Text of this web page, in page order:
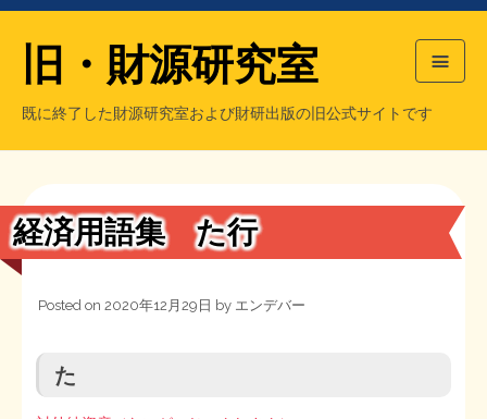
【国の、本当の】財源チラシ／旧・財源研究室
もっと知りたい方へ
旧・財源研究室
既に終了した財源研究室および財研出版の旧公式サイトです
旧・財源研究室について
チラシ発行部数
旧・財研出版について
経済用語集 た行
Posted on 2020年12月29日 by エンデバー
た